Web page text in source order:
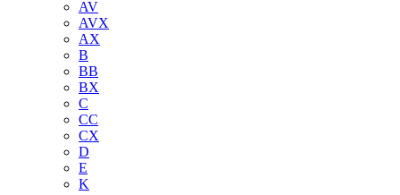
AV
AVX
AX
B
BB
BX
C
CC
CX
D
E
K